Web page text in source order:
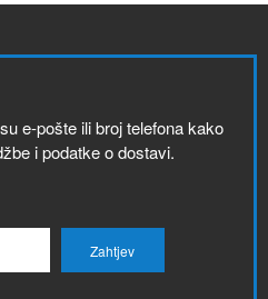
e-pošte ili broj telefona kako
i podatke o dostavi.